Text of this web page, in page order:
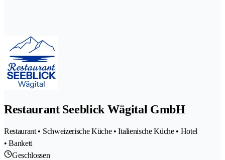
Restaurant Seeblick Wägital GmbH
Restaurant • Schweizerische Küche • Italienische Küche • Hotel
• Bankett
Geschlossen